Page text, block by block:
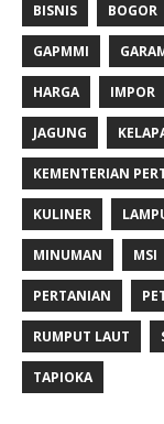
BISNIS BOGOR
GAPMMI
HARGA IMPOR
JAGUNG
KEMENTERIAN
KULINER
MINUMAN MSI
PERTANIAN
RUMPUT LAUT
TAPIOKA